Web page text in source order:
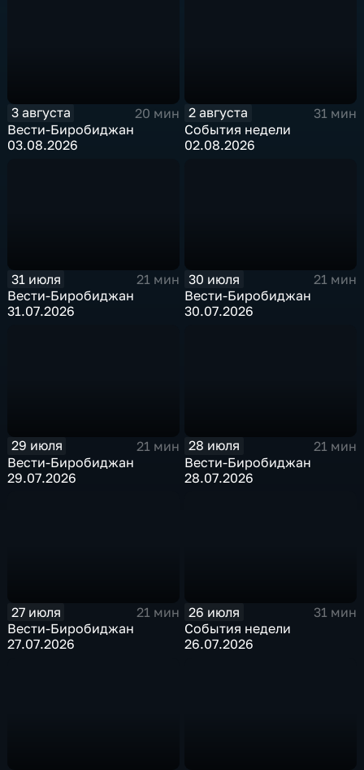
3 августа
20 мин
Вести-Биробиджан
03.08.2026
2 августа
31 мин
События недели
02.08.2026
31 июля
21 мин
Вести-Биробиджан
31.07.2026
30 июля
21 мин
Вести-Биробиджан
30.07.2026
29 июля
21 мин
Вести-Биробиджан
29.07.2026
28 июля
21 мин
Вести-Биробиджан
28.07.2026
27 июля
21 мин
Вести-Биробиджан
27.07.2026
26 июля
31 мин
События недели
26.07.2026